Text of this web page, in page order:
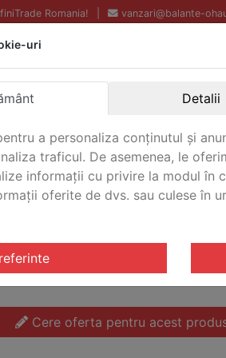
Romania! vanzari@balante-
Echipamente profesionale
pentru laborator.
Garantie Internationala.
Defender® 5000 Washdown/
Cere oferta pentru acest
uri
Detalii
a personaliza conținutul și
traficul. De asemenea, le
informații cu privire la modul în
oferite de dvs. sau culese în